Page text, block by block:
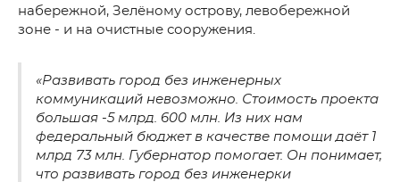
набережной, Зелёному острову, левобережной
зоне - и на очистные сооружения.
«Развивать город без инженерных
коммуникаций невозможно. Стоимость проекта
большая -5 млрд. 600 млн. Из них нам
федеральный бюджет в качестве помощи даёт 1
млрд 73 млн. Губернатор помогает. Он понимает,
что развивать город без инженерки